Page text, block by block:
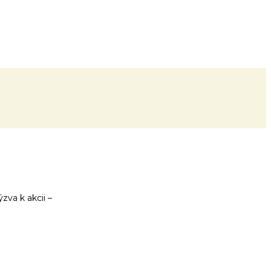
k akcii –